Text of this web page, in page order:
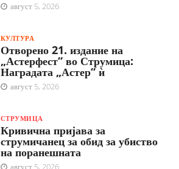
август 5, 2026
КУЛТУРА
Отворено 21. издание на
„Астерфест“ во Струмица:
Наградата „Астер“ ѝ
август 5, 2026
СТРУМИЦА
Кривична пријава за
струмичанец за обид за убиство
на поранешната
август 5, 2026